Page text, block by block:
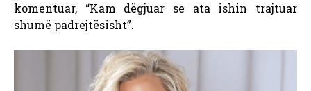
komentuar, “Kam dëgjuar se ata ishin trajtuar
shumë padrejtësisht”.